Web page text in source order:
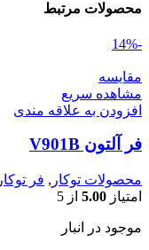
محصولات مرتبط
-14%
مقایسه
مشاهده سریع
افزودن به علاقه مندی
فر آلتون V901B
محصولات توکار , فر توکار
امتیاز 5.00 از 5
موجود در انبار